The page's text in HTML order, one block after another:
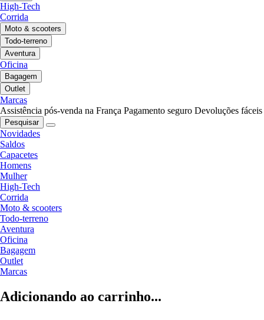
High-Tech
Corrida
Moto & scooters
Todo-terreno
Aventura
Oficina
Bagagem
Outlet
Marcas
Assistência pós-venda na França Pagamento seguro Devoluções fáceis
Pesquisar
Novidades
Saldos
Capacetes
Homens
Mulher
High-Tech
Corrida
Moto & scooters
Todo-terreno
Aventura
Oficina
Bagagem
Outlet
Marcas
Adicionando ao carrinho...